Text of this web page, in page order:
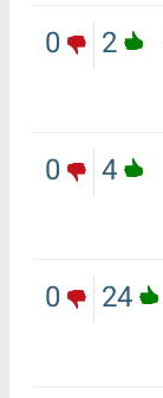
2
0
4
0
24
0